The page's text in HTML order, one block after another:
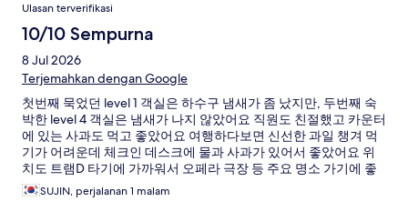
Ulasan terverifikasi
10/10 Sempurna
8 Jul 2026
Terjemahkan dengan Google
첫번째 묵었던 level 1 객실은 하수구 냄새가 좀 났지만, 두번째 숙
박한 level 4 객실은 냄새가 나지 않았어요 직원도 친절했고 카운터
에 있는 사과도 먹고 좋았어요 여행하다보면 신선한 과일 챙겨 먹
기가 어려운데 체크인 데스크에 물과 사과가 있어서 좋았어요 위
치도 트램D 타기에 가까워서 오페라 극장 등 주요 명소 가기에 좋
았어요 시설도 깔끔하고 세탁기, 식기세척기, 오븐, 커피머신 다 잘
사용했습니다
SUJIN, perjalanan 1 malam